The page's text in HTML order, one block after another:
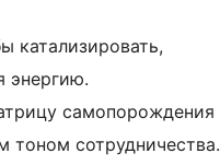
катализировать,
энергию.
самопорождения
тоном сотрудничества.